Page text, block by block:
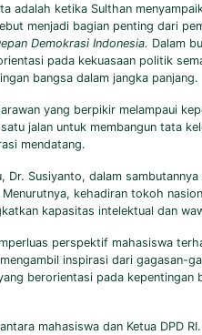
adalah ketika Sulthan
menjadi bagian penting dari
Demokrasi Indonesia. Dalam
pada kekuasaan politik
bangsa dalam jangka panjang.
yang berpikir melampaui
jalan untuk membangun tata
mendatang.
Susiyanto, dalam
kehadiran tokoh
kapasitas intelektual dan
perspektif mahasiswa
inspirasi dari gagasan-
berorientasi pada kepentingan
mahasiswa dan Ketua DPD